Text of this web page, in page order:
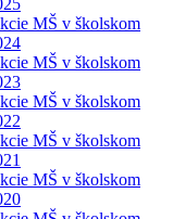
MŠ v školskom
MŠ v školskom
MŠ v školskom
MŠ v školskom
MŠ v školskom